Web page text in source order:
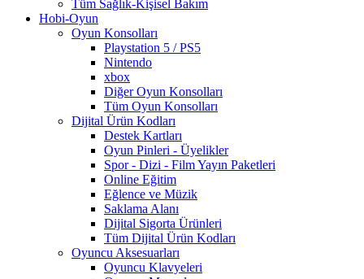
Tüm Sağlık-Kişisel Bakım
Hobi-Oyun
Oyun Konsolları
Playstation 5 / PS5
Nintendo
xbox
Diğer Oyun Konsolları
Tüm Oyun Konsolları
Dijital Ürün Kodları
Destek Kartları
Oyun Pinleri - Üyelikler
Spor - Dizi - Film Yayın Paketleri
Online Eğitim
Eğlence ve Müzik
Saklama Alanı
Dijital Sigorta Ürünleri
Tüm Dijital Ürün Kodları
Oyuncu Aksesuarları
Oyuncu Klavyeleri